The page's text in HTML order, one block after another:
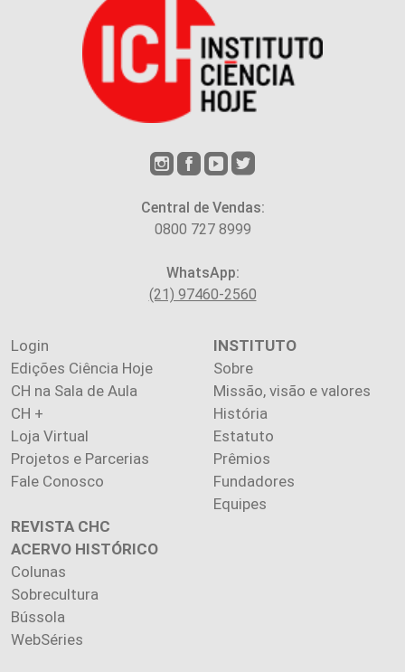
Central de Vendas:
0800 727 8999
WhatsApp:
(21) 97460-2560
Login
Edições Ciência Hoje
CH na Sala de Aula
CH +
Loja Virtual
Projetos e Parcerias
Fale Conosco
INSTITUTO
Sobre
Missão, visão e valores
História
Estatuto
Prêmios
Fundadores
Equipes
REVISTA CHC
ACERVO HISTÓRICO
Colunas
Sobrecultura
Bússola
WebSéries